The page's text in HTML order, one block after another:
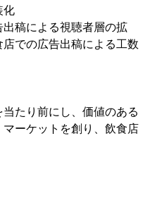
化
稿による視聴者層の拡
での広告出稿による工数
たり前にし、価値のある
ーケットを創り、飲食店